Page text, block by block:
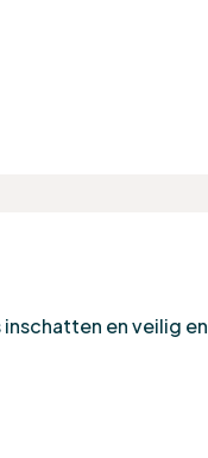
en veilig en